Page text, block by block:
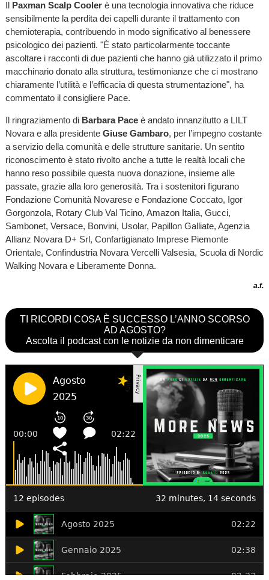
Il Paxman Scalp Coolerè una tecnologia innovativa che riduce
sensibilmente la perdita dei capelli durante il trattamento con
chemioterapia, contribuendo in modo significativo al benessere
psicologico dei pazienti. "È stato particolarmente toccante
ascoltare i racconti di due pazienti che hanno già utilizzato il primo
macchinario donato alla struttura, testimonianze che ci mostrano
chiaramente l’utilità e l’efficacia di questa strumentazione", ha
commentato il consigliere Pace.
Il ringraziamento di Barbara Paceè andato innanzitutto a LILT
Novara e alla presidente Giuse Gambaro, per l’impegno costante
a servizio della comunità e delle strutture sanitarie. Un sentito
riconoscimento è stato rivolto anche a tutte le realtà locali che
hanno reso possibile questa nuova donazione, insieme alle
passate, grazie alla loro generosità. Tra i sostenitori figurano
Fondazione Comunità Novarese e Fondazione Coccato, Igor
Gorgonzola, Rotary Club Val Ticino, Amazon Italia, Gucci,
Sambonet, Versace, Bonvini, Usolar, Papillon Galliate, Agenzia
Allianz Novara D+ Srl, Confartigianato Imprese Piemonte
Orientale, Confindustria Novara Vercelli Valsesia, Scuola di Nordic
Walking Novara e Liberamente Donna.
a.f.
TI RICORDI COSA È SUCCESSO L’ANNO SCORSO
AD AGOSTO?
Ascolta il podcast con le notizie da non dimenticare